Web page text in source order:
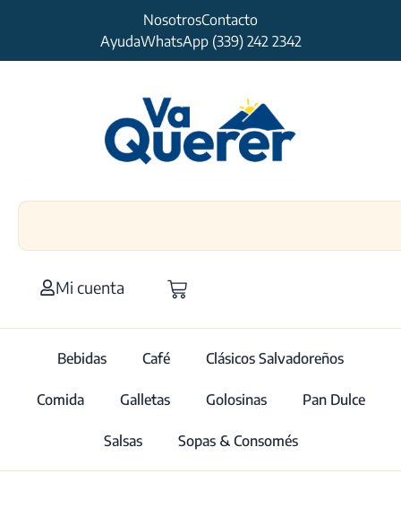
NosotrosContacto
AyudaWhatsApp (339) 242 2342
Mi cuenta
Bebidas Café Clásicos Salvadoreños
Comida Galletas Golosinas Pan Dulce
Salsas Sopas & Consomés